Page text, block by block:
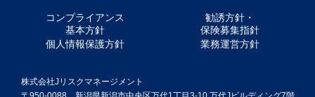
コンプライアンス
基本方針
勧誘方針・
保険募集指針
個人情報保護方針
業務運営方針
株式会社Jリスクマネージメント